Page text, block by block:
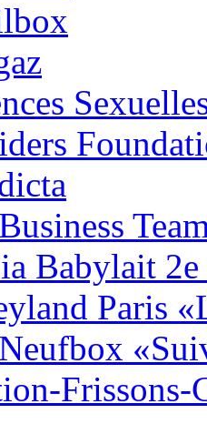
Babylait 2e
Paris
Frissons-